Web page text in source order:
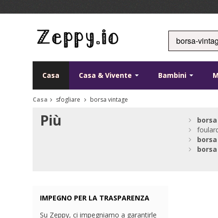
Casa Casa & Vivente Bambini
Casa sfogliare borsa vintage
Più borsa
borsa
borsa
IMPEGNO PER LA TRASPARENZA
Su Zeppy, ci impegniamo a garantirle